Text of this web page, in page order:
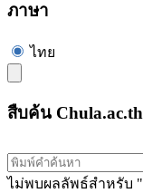
ภาษา
ไทย
สืบค้น Chula.ac.th
ไม่พบผลลัพธ์สำหรับ "